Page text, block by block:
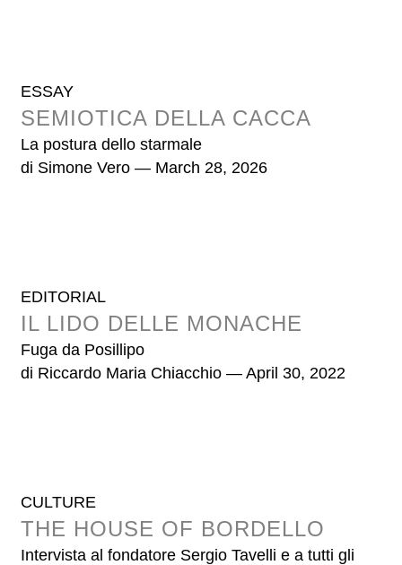
ESSAY
SEMIOTICA DELLA CACCA
La postura dello starmale
di Simone Vero — March 28, 2026
EDITORIAL
IL LIDO DELLE MONACHE
Fuga da Posillipo
di Riccardo Maria Chiacchio — April 30, 2022
CULTURE
THE HOUSE OF BORDELLO
Intervista al fondatore Sergio Tavelli e a tutti gli